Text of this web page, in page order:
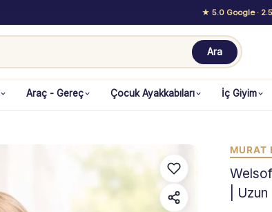
★ 5.0 Google·
Ara
Araç - Gereç Çocuk Ayakkabıları İç Giyim
MURAT
|